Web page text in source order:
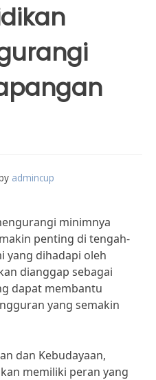
admincup
minimnya
penting di tengah-
yang dihadapi oleh
dianggap sebagai
dapat membantu
yang semakin
dan Kebudayaan,
memiliki peran yang